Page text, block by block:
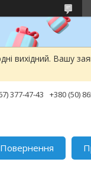
вихідний. Вашу
377-47-43 +380 (50)
Повернення